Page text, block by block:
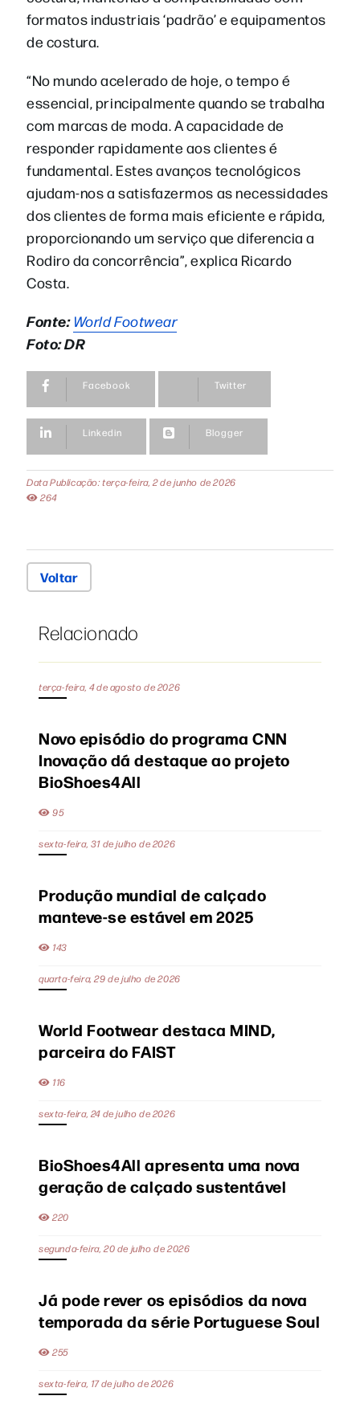
formatos industriais ‘padrão’ e equipamentos
de costura.
“No mundo acelerado de hoje, o tempo é
essencial, principalmente quando se trabalha
com marcas de moda. A capacidade de
responder rapidamente aos clientes é
fundamental. Estes avanços tecnológicos
ajudam-nos a satisfazermos as necessidades
dos clientes de forma mais eficiente e rápida,
proporcionando um serviço que diferencia a
Rodiro da concorrência”, explica Ricardo
Costa.
Fonte: World Footwear
Foto: DR
Facebook Twitter
Linkedin Blogger
Data Publicação: terça-feira, 2 de junho de 2026
264
Voltar
Relacionado
terça-feira, 4 de agosto de 2026
Novo episódio do programa CNN
Inovação dá destaque ao projeto
BioShoes4All
95
sexta-feira, 31 de julho de 2026
Produção mundial de calçado
manteve-se estável em 2025
143
quarta-feira, 29 de julho de 2026
World Footwear destaca MIND,
parceira do FAIST
116
sexta-feira, 24 de julho de 2026
BioShoes4All apresenta uma nova
geração de calçado sustentável
220
segunda-feira, 20 de julho de 2026
Já pode rever os episódios da nova
temporada da série Portuguese Soul
255
sexta-feira, 17 de julho de 2026